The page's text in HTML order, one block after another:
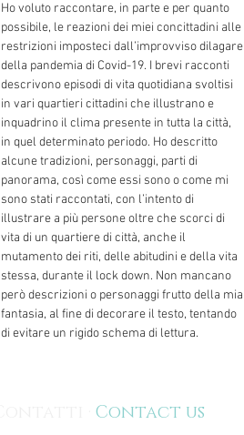
Ho voluto raccontare, in parte e per quanto
possibile, le reazioni dei miei concittadini alle
restrizioni imposteci dall’improvviso dilagare
della pandemia di Covid-19. I brevi racconti
descrivono episodi di vita quotidiana svoltisi
in vari quartieri cittadini che illustrano e
inquadrino il clima presente in tutta la città,
in quel determinato periodo. Ho descritto
alcune tradizioni, personaggi, parti di
panorama, così come essi sono o come mi
sono stati raccontati, con l’intento di
illustrare a più persone oltre che scorci di
vita di un quartiere di città, anche il
mutamento dei riti, delle abitudini e della vita
stessa, durante il lock down. Non mancano
però descrizioni o personaggi frutto della mia
fantasia, al fine di decorare il testo, tentando
di evitare un rigido schema di lettura.
Contact us